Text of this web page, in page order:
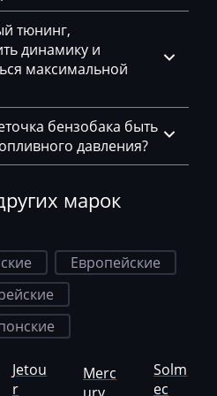
тюнинг,
динамику и
максимальной
бензобака быть
давления?
марок
Европейские
Jetou
r
Merc
Solm
ec